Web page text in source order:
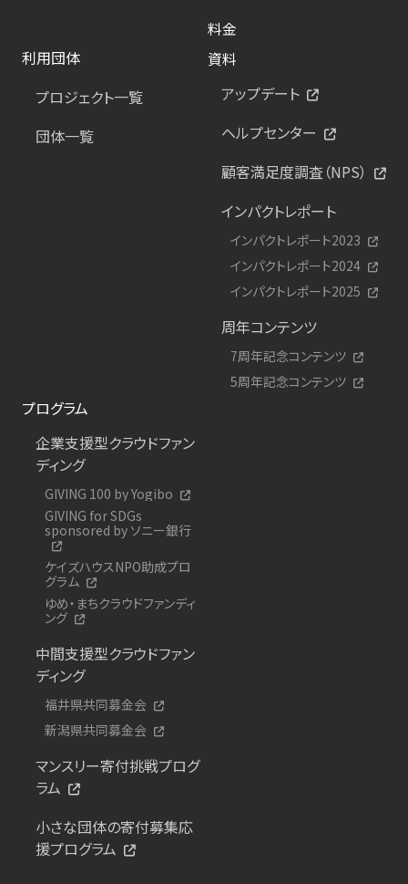
料金
利用団体
プロジェクト一覧
団体一覧
資料
アップデート
ヘルプセンター
顧客満足度調査（NPS）
インパクトレポート
インパクトレポート2023
インパクトレポート2024
インパクトレポート2025
周年コンテンツ
7周年記念コンテンツ
5周年記念コンテンツ
プログラム
企業支援型クラウドファン
ディング
GIVING 100 by Yogibo
GIVING for SDGs
sponsored by ソニー銀行
ケイズハウスNPO助成プロ
グラム
ゆめ・まちクラウドファンディ
ング
中間支援型クラウドファン
ディング
福井県共同募金会
新潟県共同募金会
マンスリー寄付挑戦プログ
ラム
小さな団体の寄付募集応
援プログラム